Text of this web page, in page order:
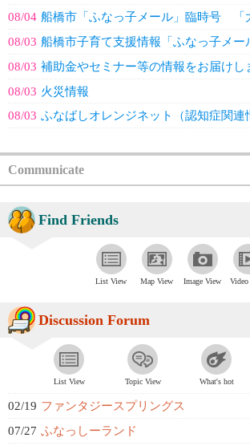
08/04 船橋市「ふなっ子メール」臨時号 「大学等受験料・模擬試験受
08/03 船橋市子育て支援情報「ふなっ子メール」令和
08/03 補助金やセミナー等の情報をお届けします！【ふなばし
08/03 火災情報
08/03 ふなばしオレンジネット（認知症関連情報）☆イ
Communicate
Find Friends
List View Map View Image View
Discussion Forum
List View Topic View What's hot
02/19 ファンタジースプリングス
07/27 ふなっしーランド